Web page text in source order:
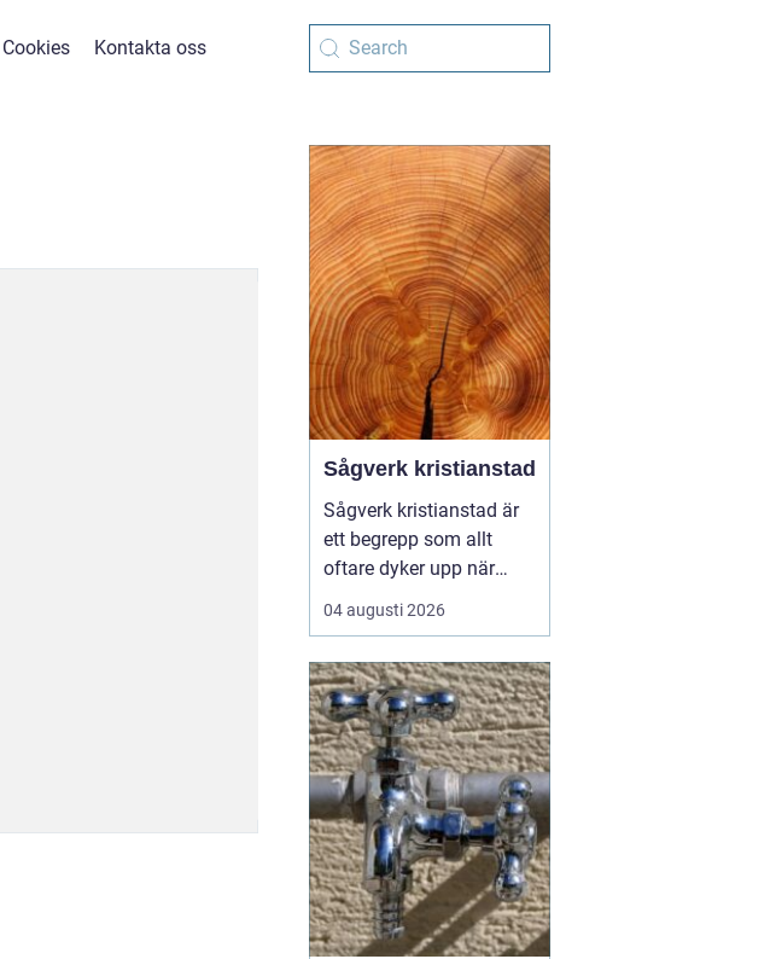
Cookies Kontakta oss
Sågverk kristianstad
Sågverk kristianstad är
ett begrepp som allt
oftare dyker upp när
husbyggare, snickare
och markägare söker
trävaror i nordöstra
skåne. Områdets långa
tradition av skogsbruk
och hantverk har skapat
en stark bas för sågverk
som k...
04 augusti 2026